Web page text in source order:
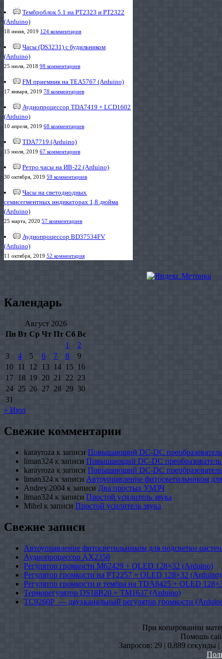
Темброблок 5.1 на PT2323 и PT2322
(Arduino)
18 июня, 2019 124 комментария
Часы (DS3231) с будильником
(Arduino)
25 июля, 2018 98 комментариев
FM приемник на TEA5767 (Arduino)
17 января, 2019 78 комментариев
Аудиопроцессор TDA7419 + LCD1602
(Arduino)
10 апреля, 2019 68 комментариев
TDA7719 (Arduino)
15 июля, 2019 67 комментариев
Ретро часы на ИВ-22 (Arduino)
30 октября, 2019 59 комментариев
Часы на светодиодных
семисегментных индикаторах 1,8 дюйма
(Arduino)
25 марта, 2020 57 комментариев
Аудиопроцессор BD37534FV
(Arduino)
11 октября, 2019 52 комментария
Календарь
Август 2026
Пн Вт Ср Чт Пт Сб Вс
1
2
3
4 5 6 7 8
9
10 11 12 13 14 15 16
17
18 19 20 21 22 23
24 25 26 27 28 29 30
31
« Июл
Свежие комментарии
karayroza к записи Повышающий DC-DC
liman324 к записи Повышающий DC-DC
karayroza к записи Повышающий DC-DC
liman324 к записи Автоуправление фитосветильником
Andrey.2004 к записи Два простых УМЗЧ
liman324 к записи Простой усилитель звука
Mihel к записи Простой усилитель звука
Свежие записи
Автоуправление фитосветильником для подсветки
Аудиопроцессор AX2358
Регулятор громкости M62429 + OLED 128×32 (Arduino)
Регулятор громкости на PT2257 + OLED 128×32 (Arduino)
Регулятор громкости и тембра на TDA8425 + OLED
Терморегулятор DS18B20 + TM1637 (Arduino)
TC9260P — двухканальный регулятор громкости
При копировании
Помошь
Запросов: 29 | 0,889 секунды